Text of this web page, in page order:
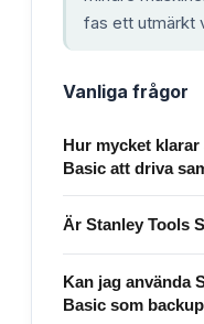
fas ett utmärkt
Vanliga frågor
Hur mycket klarar
Basic att driva
Är Stanley Tools
Kan jag använda
Basic som